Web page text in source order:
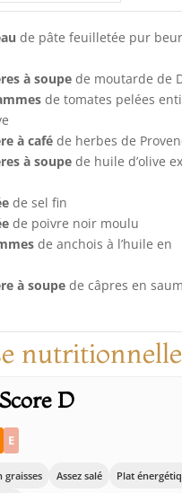
de pâte feuilletée pur
à soupede moutarde de
de tomates pelées
à caféde herbes de
à soupede huile d’olive
de sel fin
de poivre noir moulu
de anchois à l’huile en
à soupede câpres en
nutritionnelle
D
E
graisses Assez salé
Plat